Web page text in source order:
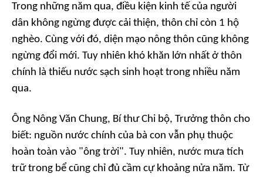
Trong những năm qua, điều kiện kinh tế của người
dân không ngừng được cải thiện, thôn chỉ còn 1 hộ
nghèo. Cùng với đó, diện mạo nông thôn cũng không
ngừng đổi mới. Tuy nhiên khó khăn lớn nhất ở thôn
chính là thiếu nước sạch sinh hoạt trong nhiều năm
qua.
Ông Nông Văn Chung, Bí thư Chi bộ, Trưởng thôn cho
biết: nguồn nước chính của bà con vẫn phụ thuộc
hoàn toàn vào "ông trời". Tuy nhiên, nước mưa tích
trữ trong bể cũng chỉ đủ cầm cự khoảng nửa năm. Từ